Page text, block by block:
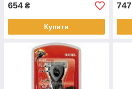
654 ₴
Купити
747